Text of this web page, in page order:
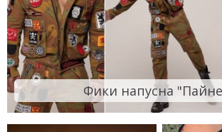
Фики напусна